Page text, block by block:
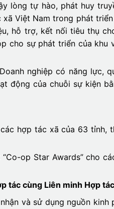
lòng tự hào, phát huy
Việt Nam trong phát
hỗ trợ, kết nối tiêu thụ
cho sự phát triển của
nghiệp có năng lực,
động của chuỗi sự kiện
hợp tác xã của 63 tỉnh,
op Star Awards” cho
tác cùng Liên minh Hợp
và sử dụng nguồn